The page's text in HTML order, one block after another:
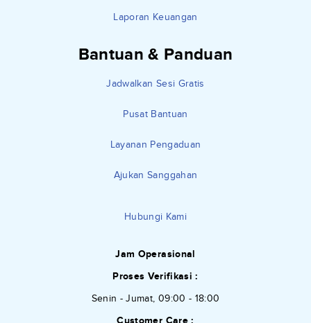
Laporan Keuangan
Bantuan & Panduan
Jadwalkan Sesi Gratis
Pusat Bantuan
Layanan Pengaduan
Ajukan Sanggahan
Hubungi Kami
Jam Operasional
Proses Verifikasi :
Senin - Jumat, 09:00 - 18:00
Customer Care :